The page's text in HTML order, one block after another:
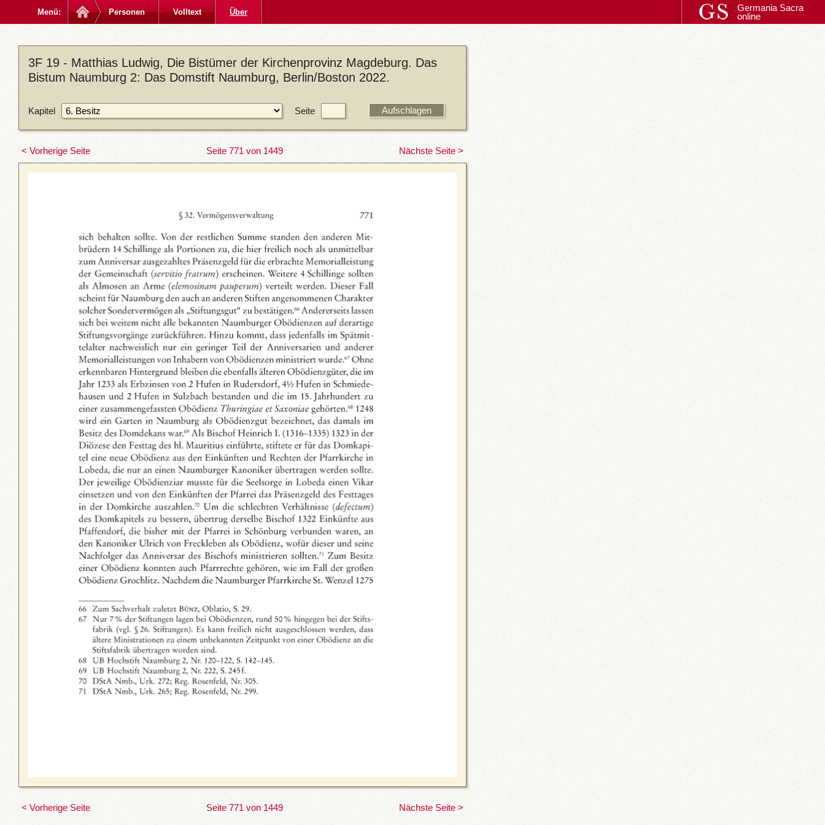
Menü: Personen Volltext Über
Germania Sacra
online
3F 19 - Matthias Ludwig, Die Bistümer der Kirchenprovinz Magdeburg. Das
Bistum Naumburg 2: Das Domstift Naumburg, Berlin/Boston 2022.
Kapitel Seite
< Vorherige Seite Seite 771 von 1449 Nächste Seite >
< Vorherige Seite Seite 771 von 1449 Nächste Seite >